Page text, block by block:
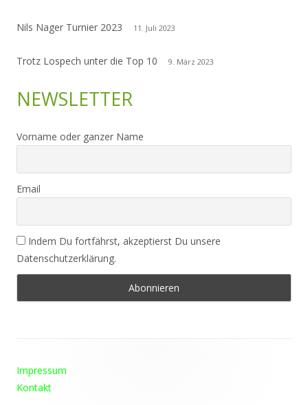
Nils Nager Turnier 2023 11. Juli 2023
Trotz Lospech unter die Top 10 9. März 2023
NEWSLETTER
Vorname oder ganzer Name
Email
Indem Du fortfährst, akzeptierst Du unsere
Datenschutzerklärung.
Inhalt
Impressum
Kontakt